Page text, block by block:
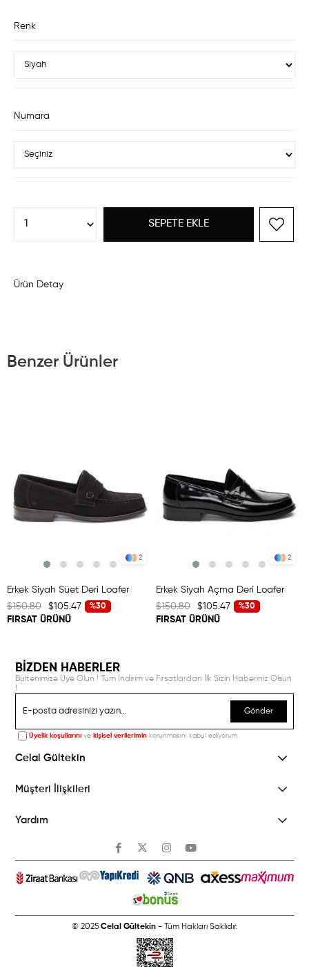
Renk
Numara
Ürün Detay
Benzer Ürünler
2
Erkek Siyah Süet Deri Loafer
%30
$105.47
$150.80
FIRSAT ÜRÜNÜ
2
Erkek Siyah Açma Deri Loafer
%30
$105.47
$150.80
FIRSAT ÜRÜNÜ
BİZDEN HABERLER
Bültenimize Üye Olun ! Tüm İndirim ve Fırsatlardan İlk Sizin Haberiniz Olsun
!
Gönder
Üyelik koşullarını ve kişisel verilerimin korunmasını kabul ediyorum.
Celal Gültekin
Müşteri İlişkileri
Yardım
© 2025Celal Gültekin- Tüm Hakları Saklıdır.